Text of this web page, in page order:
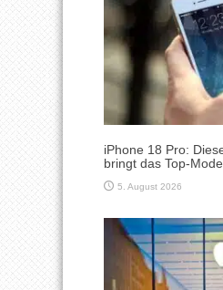
iPhone 18 Pro:
bringt das Top-
5. August 2026